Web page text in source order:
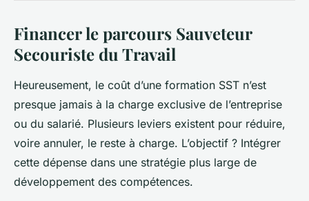
Financer le parcours Sauveteur
Secouriste du Travail
Heureusement, le coût d’une formation SST n’est
presque jamais à la charge exclusive de l’entreprise
ou du salarié. Plusieurs leviers existent pour réduire,
voire annuler, le reste à charge. L’objectif ? Intégrer
cette dépense dans une stratégie plus large de
développement des compétences.